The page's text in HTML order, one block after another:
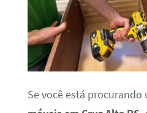
Se você está procurando